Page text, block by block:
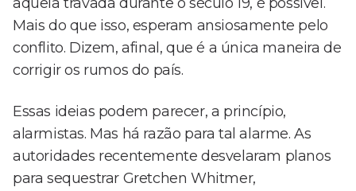
aquela travada durante o século 19, é possível.
Mais do que isso, esperam ansiosamente pelo
conflito. Dizem, afinal, que é a única maneira de
corrigir os rumos do país.
Essas ideias podem parecer, a princípio,
alarmistas. Mas há razão para tal alarme. As
autoridades recentemente desvelaram planos
para sequestrar Gretchen Whitmer,